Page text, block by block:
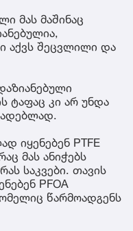
მას მაშინაც
აქვს შეცვლილი და
ტაფაც კი არ უნდა
იყენებენ PTFE
მას ანიჭებს
საკვები. თავის
PFOA
წარმოადგენს